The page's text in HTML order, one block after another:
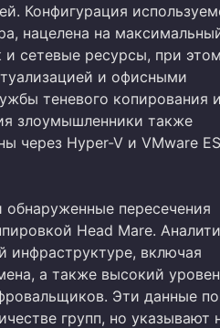
Конфигурация
нацелена на
сетевые ресурсы, при этом
и офисными
теневого копирования и
злоумышленники также
через Hyper-V и VMware
пересечения
Head Mare.
инфраструктуре, включая
а также высокий
Эти данные
групп, но указывают